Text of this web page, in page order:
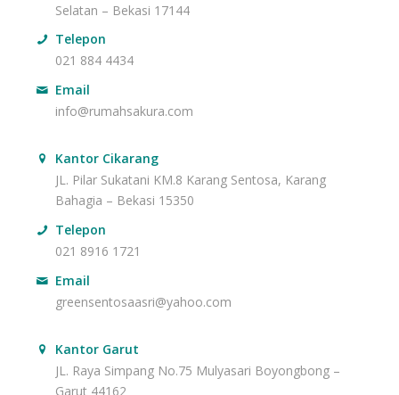
Selatan – Bekasi 17144
Telepon
021 884 4434
Email
info@rumahsakura.com
Kantor Cikarang
JL. Pilar Sukatani KM.8 Karang Sentosa, Karang
Bahagia – Bekasi 15350
Telepon
021 8916 1721
Email
greensentosaasri@yahoo.com
Kantor Garut
JL. Raya Simpang No.75 Mulyasari Boyongbong –
Garut 44162